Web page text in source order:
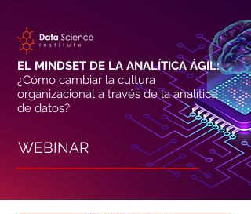
EL MINDSET DE LA ANALÍTICA ÁGIL:
¿Cómo cambiar la cultura
organizacional a través de la analítica
de datos?
WEBINAR